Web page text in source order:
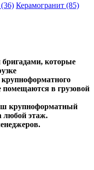
Керамогранит (85)
которые
помещаются в грузовой
крупноформатный
любой этаж.